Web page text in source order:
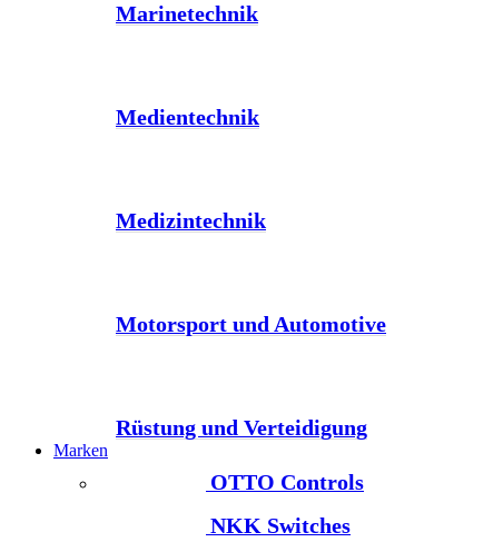
Marinetechnik
Medientechnik
Medizintechnik
Motorsport und Automotive
Rüstung und Verteidigung
Marken
OTTO Controls
NKK Switches